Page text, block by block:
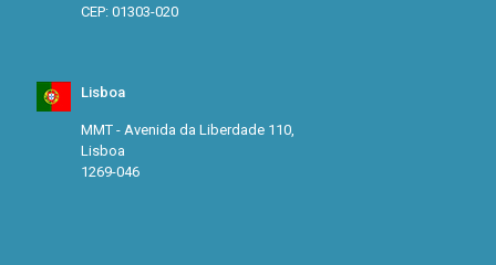
CEP: 01303-020
Lisboa
MMT - Avenida da Liberdade 110,
Lisboa
1269-046